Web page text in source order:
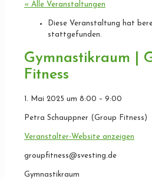
« Alle Veranstaltungen
Diese Veranstaltung hat
stattgefunden.
Gymnastikraum |
Fitness
1. Mai 2025 um 8:00 – 9:00
Petra Schauppner (Group Fitness)
Veranstalter-Website anzeigen
groupfitness@svesting.de
Gymnastikraum